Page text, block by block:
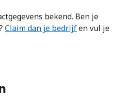
bekend. Ben je
Claim dan je bedrijfen vul je